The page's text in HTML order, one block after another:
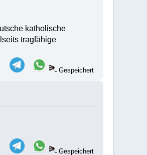
katholische
tragfähige
Gespeichert
Gespeichert